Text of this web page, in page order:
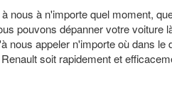
nous à n'importe quel moment,
pouvons dépanner votre voiture
nous appeler n'importe où dans
soit rapidement et